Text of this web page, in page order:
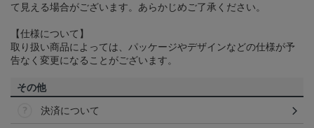
て見える場合がございます。あらかじめご了承ください。
【仕様について】
取り扱い商品によっては、パッケージやデザインなどの仕様が予
告なく変更になることがございます。
その他
決済について